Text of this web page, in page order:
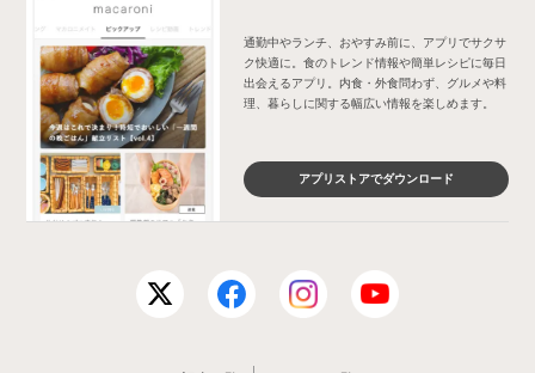
通勤中やランチ、おやすみ前に、アプリでサクサ
ク快適に。食のトレンド情報や簡単レシピに毎日
出会えるアプリ。内食・外食問わず、グルメや料
理、暮らしに関する幅広い情報を楽しめます。
アプリストアでダウンロード